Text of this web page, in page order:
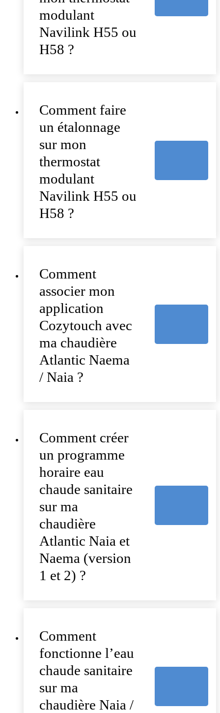
modulant
Navilink H55 ou
H58 ?
Comment faire
un étalonnage
sur mon
thermostat
modulant
Navilink H55 ou
H58 ?
Comment
associer mon
application
Cozytouch avec
ma chaudière
Atlantic Naema
/ Naia ?
Comment créer
un programme
horaire eau
chaude sanitaire
sur ma
chaudière
Atlantic Naia et
Naema (version
1 et 2) ?
Comment
fonctionne l’eau
chaude sanitaire
sur ma
chaudière Naia /